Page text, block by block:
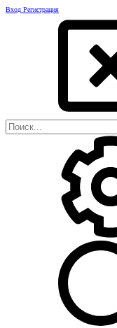
Вход Регистрация